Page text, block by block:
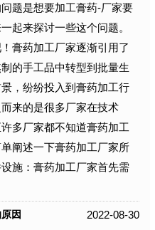
题是想要加工膏药-厂家要
起来探讨一些这个问题。
膏药加工厂家逐渐引用了
的手工品中转型到批量生
，纷纷投入到膏药加工行
来的是很多厂家在技术
多厂家都不知道膏药加工
阐述一下膏药加工厂家所
施：膏药加工厂家首先需
因
2022-08-30